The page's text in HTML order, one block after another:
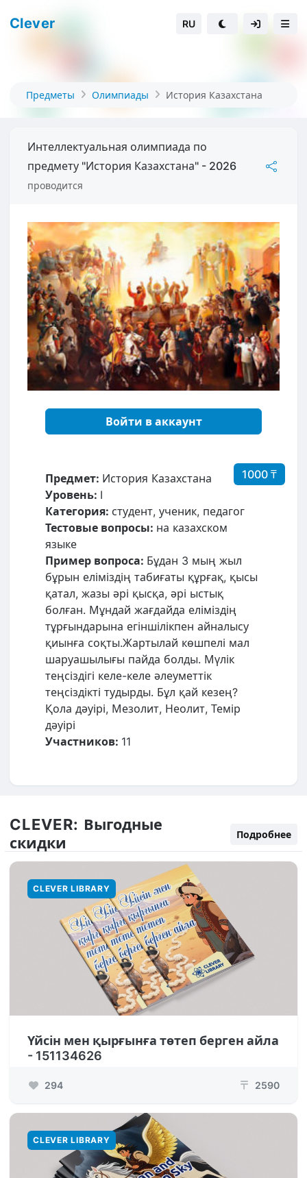
Clever RU
Предметы Олимпиады История Казахстана
Интеллектуальная олимпиада по
предмету "История Казахстана" - 2026
проводится
Войти в аккаунт
1000 ₸
Предмет: История Казахстана
Уровень: I
Категория: студент, ученик, педагог
Тестовые вопросы: на казахском
языке
Пример вопроса: Бұдан 3 мың жыл
бұрын еліміздің табиғаты құрғақ, қысы
қатал, жазы әрі қысқа, әрі ыстық
болған. Мұндай жағдайда еліміздің
тұрғындарына егіншілікпен айналысу
қиынға соқты.Жартылай көшпелі мал
шаруашылығы пайда болды. Мүлік
теңсіздігі келе-келе әлеуметтік
теңсіздікті тудырды. Бұл қай кезең?
Қола дәуірі, Мезолит, Неолит, Темір
дәуірі
Участников: 11
CLEVER: Выгодные
скидки
Подробнее
CLEVER LIBRARY
Үйсін мен қырғынға төтеп берген айла
- 151134626
294 ₸ 2590
CLEVER LIBRARY